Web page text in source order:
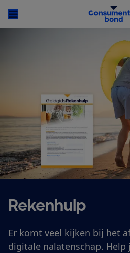
Rekenhulp
Er komt veel kijken bij het
digitale nalatenschap. Help